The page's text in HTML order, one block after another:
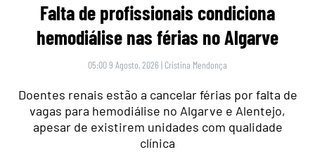
Falta de profissionais condiciona
hemodiálise nas férias no Algarve
05:00 9 Agosto, 2026 | Cristina Mendonça
Doentes renais estão a cancelar férias por falta de
vagas para hemodiálise no Algarve e Alentejo,
apesar de existirem unidades com qualidade
clínica